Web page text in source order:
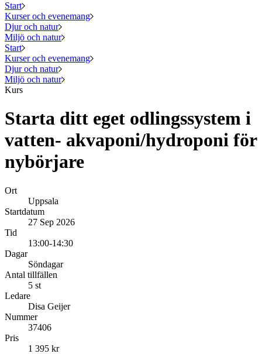
Start
Kurser och evenemang
Djur och natur
Miljö och natur
Start
Kurser och evenemang
Djur och natur
Miljö och natur
Kurs
Starta ditt eget odlingssystem i
vatten- akvaponi/hydroponi för
nybörjare
Ort
Uppsala
Startdatum
27 Sep 2026
Tid
13:00-14:30
Dagar
Söndagar
Antal tillfällen
5 st
Ledare
Disa Geijer
Nummer
37406
Pris
1 395 kr